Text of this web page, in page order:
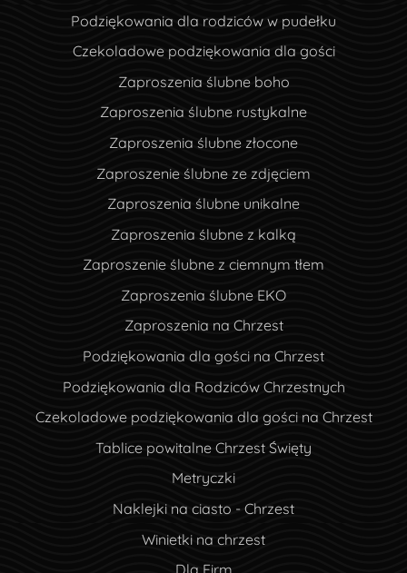
Podziękowania dla rodziców w pudełku
Czekoladowe podziękowania dla gości
Zaproszenia ślubne boho
Zaproszenia ślubne rustykalne
Zaproszenia ślubne złocone
Zaproszenie ślubne ze zdjęciem
Zaproszenia ślubne unikalne
Zaproszenia ślubne z kalką
Zaproszenie ślubne z ciemnym tłem
Zaproszenia ślubne EKO
Zaproszenia na Chrzest
Podziękowania dla gości na Chrzest
Podziękowania dla Rodziców Chrzestnych
Czekoladowe podziękowania dla gości na Chrzest
Tablice powitalne Chrzest Święty
Metryczki
Naklejki na ciasto - Chrzest
Winietki na chrzest